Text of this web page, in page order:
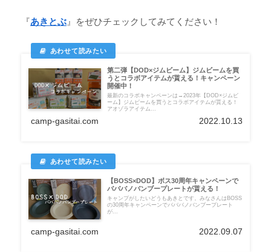
『あきとぶ 』をぜひチェックしてみてください！
第二弾【DOD×ジムビーム】ジムビームを買
うとコラボアイテムが貰える！キャンペーン
開催中！
最新のコラボキャンペーンは→2023年【DOD×ジムビ
ーム】ジムビームを買うとコラボアイテムが貰える！
アオゾラアイテム...
camp-gasitai.com 2022.10.13
【BOSS×DOD】ボス30周年キャンペーンで
バババノバンブープレートが貰える！
キャンプがしたいどうもあきとです。みなさんはBOSS
の30周年キャンペーンでバババノバンブープレート
が...
camp-gasitai.com 2022.09.07